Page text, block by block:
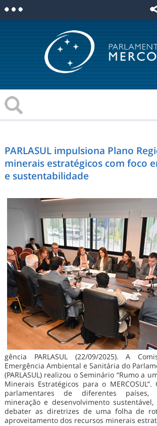
PARLASUL impulsiona Plano
minerais estratégicos com foco
e sustentabilidade
gência PARLASUL (22/09/2025). A
Emergência Ambiental e Sanitária do
(PARLASUL) realizou o Seminário “Rumo a
Minerais Estratégicos para o
parlamentares de diferentes países,
mineração e desenvolvimento
debater as diretrizes de uma folha de
aproveitamento dos recursos minerais